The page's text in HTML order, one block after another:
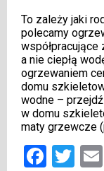
To zależy jaki
polecamy
współpracujące
a nie ciepłą
ogrzewaniem
domu
wodne – przejdź
w domu
maty grzewcze